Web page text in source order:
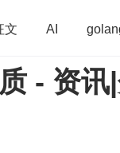
文 AI
学习方法
- 资